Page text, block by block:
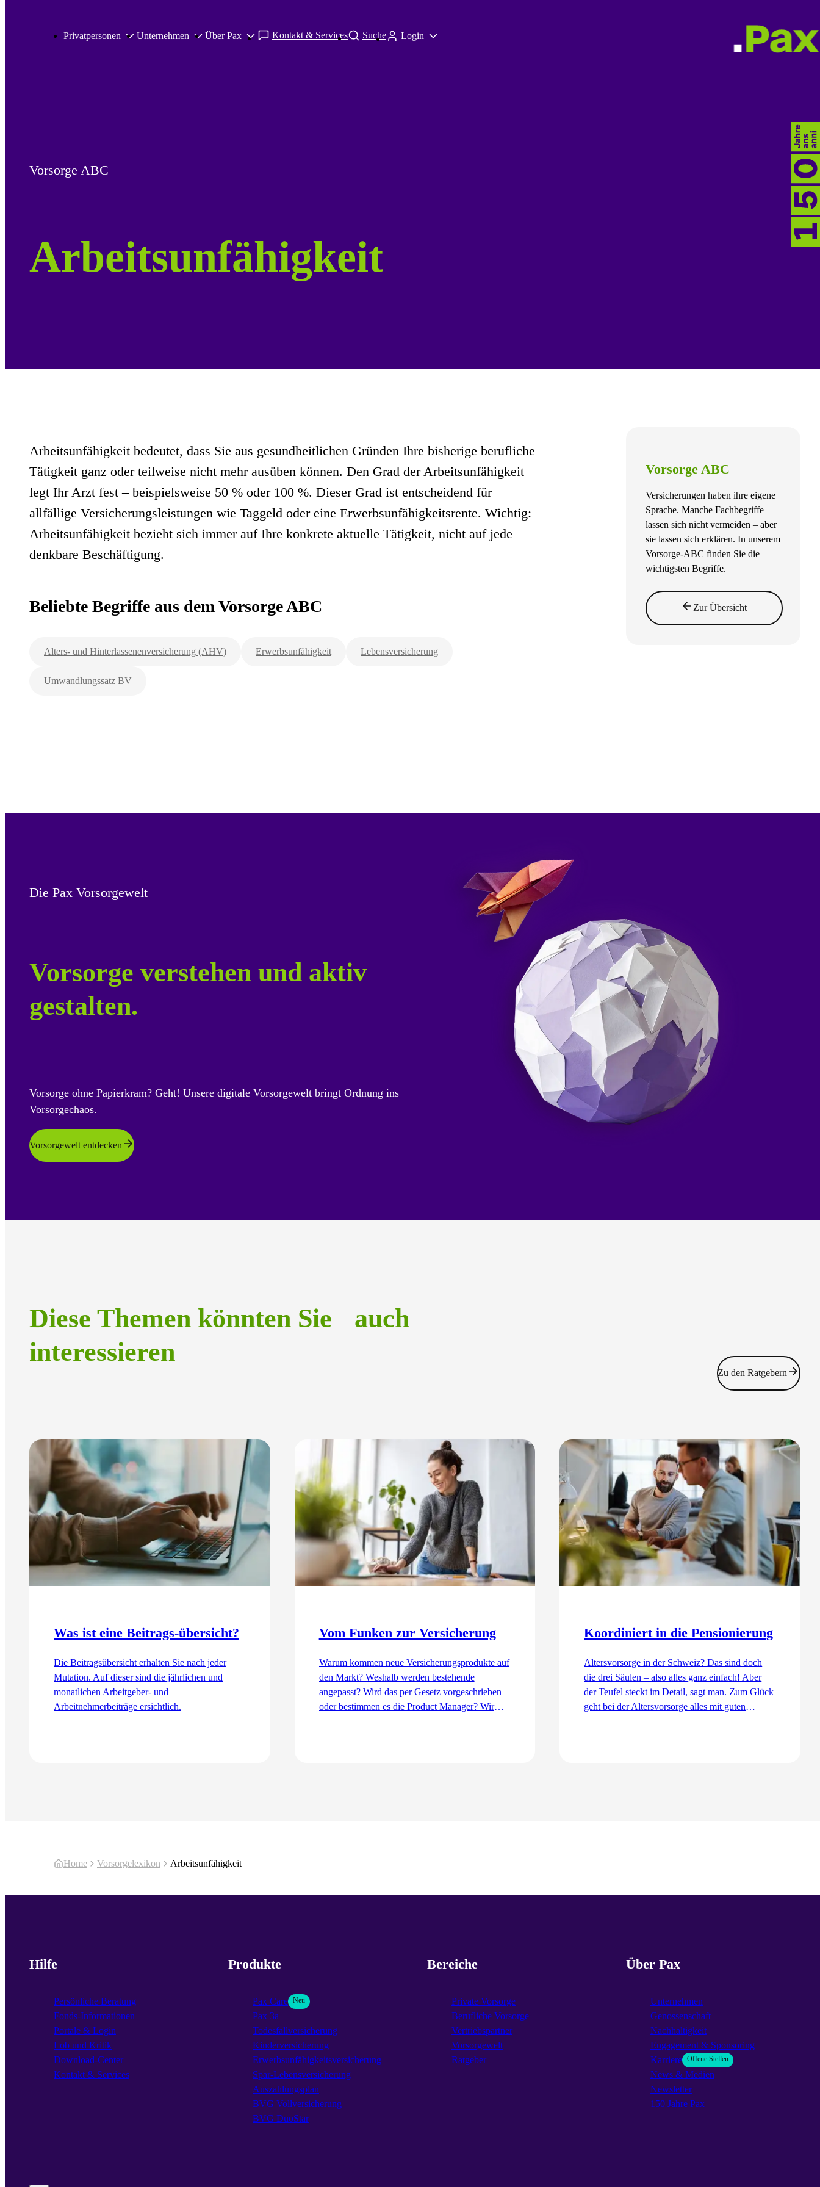
Privatpersonen Unternehmen Über Pax Kontakt & Services Suche Login
Vorsorge ABC
Arbeitsunfähigkeit
Arbeitsunfähigkeit bedeutet, dass Sie aus gesundheitlichen Gründen Ihre bisherige berufliche
Tätigkeit ganz oder teilweise nicht mehr ausüben können. Den Grad der Arbeitsunfähigkeit
legt Ihr Arzt fest – beispielsweise 50 % oder 100 %. Dieser Grad ist entscheidend für
allfällige Versicherungsleistungen wie Taggeld oder eine Erwerbsunfähigkeitsrente. Wichtig:
Arbeitsunfähigkeit bezieht sich immer auf Ihre konkrete aktuelle Tätigkeit, nicht auf jede
denkbare Beschäftigung.
Beliebte Begriffe aus dem Vorsorge ABC
Alters- und Hinterlassenenversicherung (AHV) Erwerbsunfähigkeit Lebensversicherung
Umwandlungssatz BV
Vorsorge ABC
Versicherungen haben ihre eigene
Sprache. Manche Fachbegriffe
lassen sich nicht vermeiden – aber
sie lassen sich erklären. In unserem
Vorsorge-ABC finden Sie die
wichtigsten Begriffe.
Zur Übersicht
Die Pax Vorsorgewelt
Vorsorge verstehen und aktiv
gestalten.
Vorsorge ohne Papierkram? Geht! Unsere digitale Vorsorgewelt bringt Ordnung ins
Vorsorgechaos.
Vorsorgewelt entdecken
Diese Themen könnten Sie auch
interessieren
Was ist eine Beitrags-übersicht?
Die Beitragsübersicht erhalten Sie nach jeder
Mutation. Auf dieser sind die jährlichen und
monatlichen Arbeitgeber- und
Arbeitnehmerbeiträge ersichtlich.
Vom Funken zur Versicherung
Warum kommen neue Versicherungsprodukte auf
den Markt? Weshalb werden bestehende
angepasst? Wird das per Gesetz vorgeschrieben
oder bestimmen es die Product Manager? Wir
Koordiniert in die Pensionierung
Altersvorsorge in der Schweiz? Das sind doch
die drei Säulen – also alles ganz einfach! Aber
der Teufel steckt im Detail, sagt man. Zum Glück
geht bei der Altersvorsorge alles mit guten
Zu den Ratgebern
Home Vorsorgelexikon Arbeitsunfähigkeit
Hilfe
Persönliche Beratung
Fonds-Informationen
Portale & Login
Lob und Kritik
Download-Center
Kontakt & Services
Produkte
Pax Care Neu
Pax 3a
Todesfallversicherung
Kinderversicherung
Erwerbsunfähigkeitsversicherung
Spar-Lebensversicherung
Auszahlungsplan
BVG Vollversicherung
BVG DuoStar
Bereiche
Private Vorsorge
Berufliche Vorsorge
Vertriebspartner
Vorsorgewelt
Ratgeber
Über Pax
Unternehmen
Genossenschaft
Nachhaltigkeit
Engagement & Sponsoring
Karriere Offene Stellen
News & Medien
Newsletter
150 Jahre Pax